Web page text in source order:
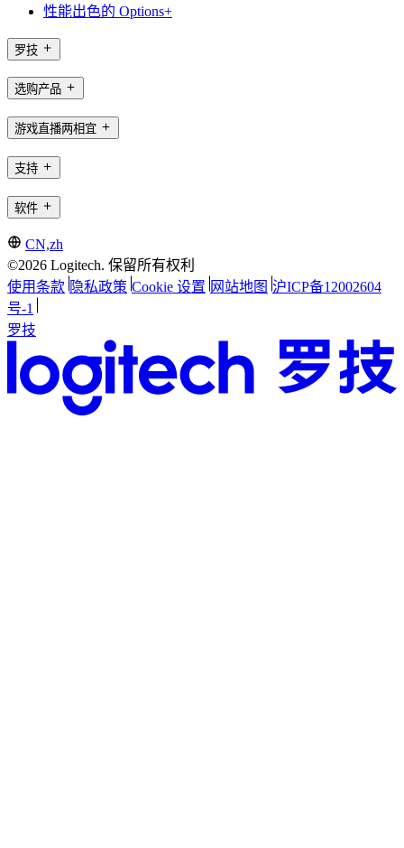
性能出色的 Options+
罗技
选购产品
游戏直播两相宜
支持
软件
CN,zh
©2026 Logitech. 保留所有权利
使用条款 隐私政策 Cookie 设置 网站地图 沪ICP备12002604
号-1
罗技